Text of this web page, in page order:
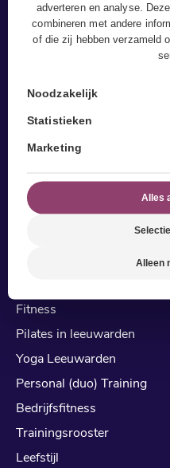
adverteren en analyse.
combineren met andere
of die zij hebben verzameld
Noodzakelijk
Statistieken
Marketing
Alles
Alleen
ReAttach
Bedrijfsfysiotherapie
Tarieven en vergoedingen
kamagra kopen
viagra kopen online
Fitness
Pilates in leeuwarden
Yoga Leeuwarden
Personal (duo) Training
Bedrijfsfitness
Trainingsrooster
Leefstijl